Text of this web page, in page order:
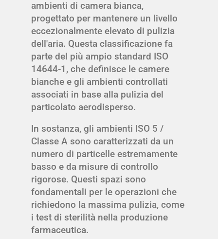
ambienti di camera bianca,
progettato per mantenere un livello
eccezionalmente elevato di pulizia
dell'aria. Questa classificazione fa
parte del più ampio standard ISO
14644-1, che definisce le camere
bianche e gli ambienti controllati
associati in base alla pulizia del
particolato aerodisperso.
In sostanza, gli ambienti ISO 5 /
Classe A sono caratterizzati da un
numero di particelle estremamente
basso e da misure di controllo
rigorose. Questi spazi sono
fondamentali per le operazioni che
richiedono la massima pulizia, come
i test di sterilità nella produzione
farmaceutica.